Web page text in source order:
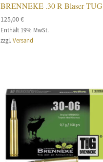
BRENNEKE .30 R Blaser TUG
125,00€
Enthält 19% MwSt.
zzgl.Versand